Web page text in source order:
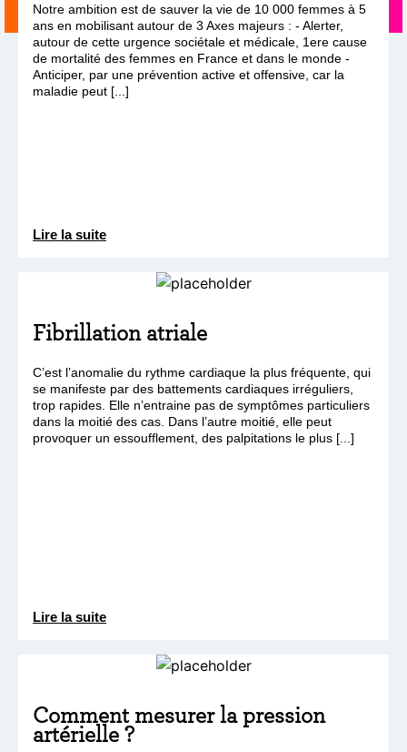
Notre ambition est de sauver la vie de 10 000 femmes à 5
ans en mobilisant autour de 3 Axes majeurs : - Alerter,
autour de cette urgence sociétale et médicale, 1ere cause
de mortalité des femmes en France et dans le monde -
Anticiper, par une prévention active et offensive, car la
maladie peut [...]
Lire la suite
Fibrillation atriale
C’est l’anomalie du rythme cardiaque la plus fréquente, qui
se manifeste par des battements cardiaques irréguliers,
trop rapides. Elle n’entraine pas de symptômes particuliers
dans la moitié des cas. Dans l’autre moitié, elle peut
provoquer un essoufflement, des palpitations le plus [...]
Lire la suite
Comment mesurer la pression
artérielle ?